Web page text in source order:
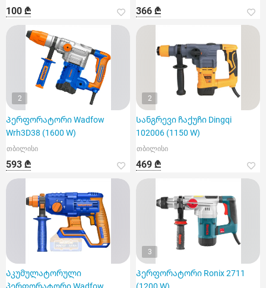
100 ₾ 366 ₾
2
Პერფორატორი Wadfow
Wrh3D38 (1600 W)
თბილისი
593 ₾
2
Სანგრევი ჩაქუჩი Dingqi
102006 (1150 W)
თბილისი
469 ₾
Აკუმულატორული
3
Პერფორატორი Ronix 2711